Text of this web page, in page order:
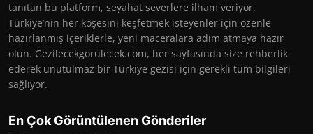
tanıtan bu platform, seyahat severlere ilham veriyor.
Türkiye’nin her köşesini keşfetmek isteyenler için özenle
hazırlanmış içeriklerle, yeni maceralara adım atmaya hazır
olun. Gezilecekgorulecek.com, her sayfasında size rehberlik
ederek unutulmaz bir Türkiye gezisi için gerekli tüm bilgileri
sağlıyor.
En Çok Görüntülenen Gönderiler